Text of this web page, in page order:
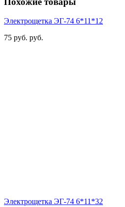
Электрощетка ЭГ-74 6*11*12
75 руб. руб.
Электрощетка ЭГ-74 6*11*32